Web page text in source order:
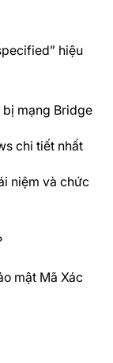
hiệu
bị mạng Bridge
chi tiết nhất
niệm và chức
mật Mã Xác